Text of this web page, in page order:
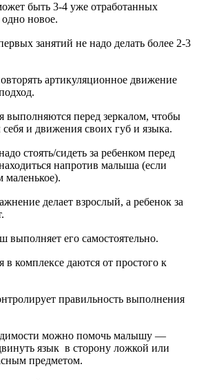
быть 3-4 уже отработанных
новое.
занятий не надо делать более 2-3
артикуляционное движение
перед зеркалом, чтобы
себя и движения своих губ и языка.
стоять/сидеть за ребенком перед
напротив малыша (если
маленькое).
делает взрослый, а ребенок за
его самостоятельно.
комплексе даются от простого к
правильность выполнения
можно помочь малышу —
язык в сторону ложкой или
предметом.